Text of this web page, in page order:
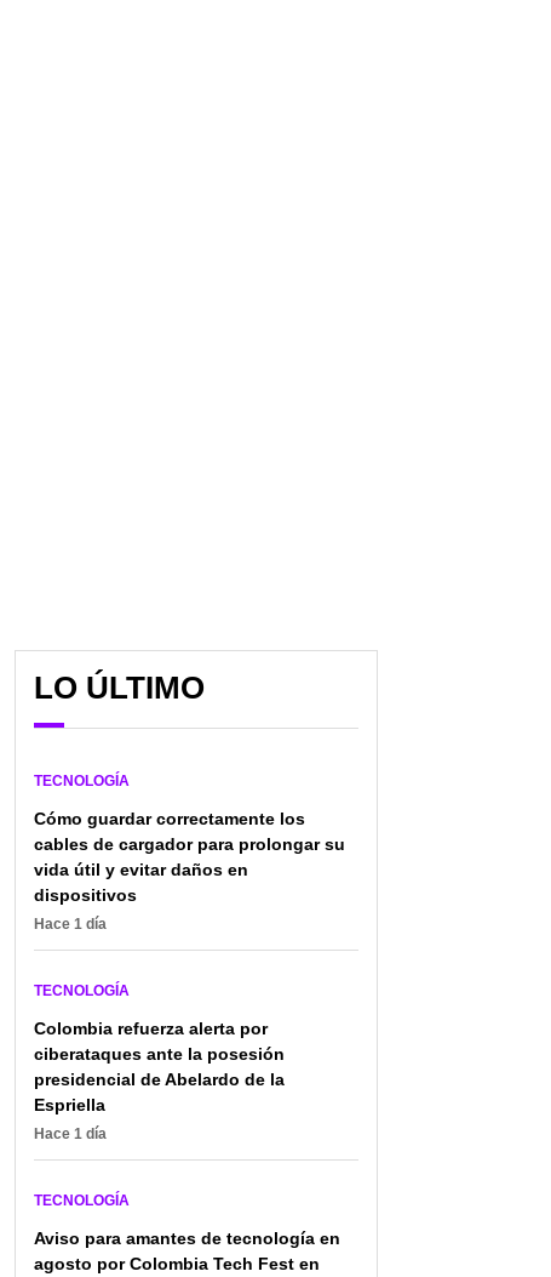
LO ÚLTIMO
TECNOLOGÍA
Cómo guardar correctamente los
cables de cargador para prolongar su
vida útil y evitar daños en
dispositivos
Hace 1 día
TECNOLOGÍA
Colombia refuerza alerta por
ciberataques ante la posesión
presidencial de Abelardo de la
Espriella
Hace 1 día
TECNOLOGÍA
Aviso para amantes de tecnología en
agosto por Colombia Tech Fest en